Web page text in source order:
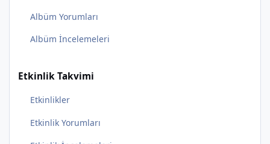
Albüm Yorumları
Albüm İncelemeleri
Etkinlik Takvimi
Etkinlikler
Etkinlik Yorumları